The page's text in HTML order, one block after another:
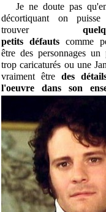
Je ne doute pas
décortiquant on
trouver
petits défautscomme
être des personnages un
trop caricaturés ou une
vraiment être des
l'oeuvre dans son